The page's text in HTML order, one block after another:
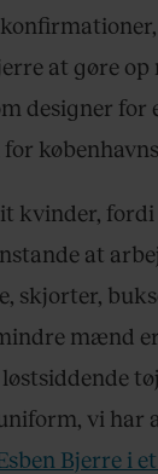
at gøre
designer for
kvinder,
at
skjorter,
mænd
vi har
Bjerre i